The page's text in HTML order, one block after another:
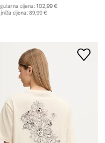
cijena:102,99 €
cijena:89,99 €